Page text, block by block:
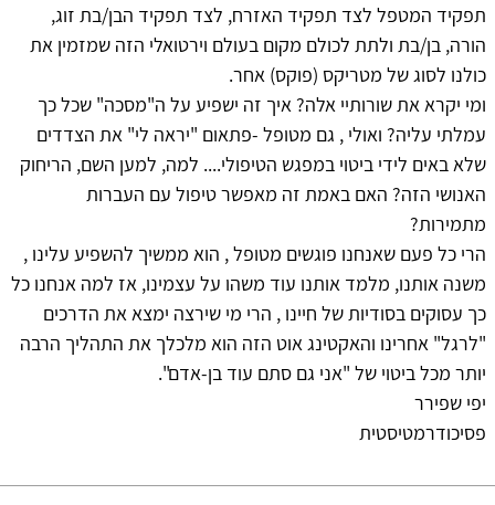
תפקיד המטפל לצד תפקיד האזרח, לצד תפקיד הבן/בת זוג,
הורה, בן/בת ולתת לכולם מקום בעולם וירטואלי הזה שמזמין את
כולנו לסוג של מטריקס (פוקס) אחר.
ומי יקרא את שורותיי אלה? איך זה ישפיע על ה"מסכה" שכל כך
עמלתי עליה? ואולי , גם מטופל -פתאום "יראה לי" את הצדדים
שלא באים לידי ביטוי במפגש הטיפולי.... למה, למען השם, הריחוק
האנושי הזה? האם באמת זה מאפשר טיפול עם העברות
מתמירות?
הרי כל פעם שאנחנו פוגשים מטופל , הוא ממשיך להשפיע עלינו ,
משנה אותנו, מלמד אותנו עוד משהו על עצמינו, אז למה אנחנו כל
כך עסוקים בסודיות של חיינו , הרי מי שירצה ימצא את הדרכים
"לרגל" אחרינו והאקטינג אוט הזה הוא מלכלך את התהליך הרבה
יותר מכל ביטוי של "אני גם סתם עוד בן-אדם".
יפי שפירר
פסיכודרמטיסטית